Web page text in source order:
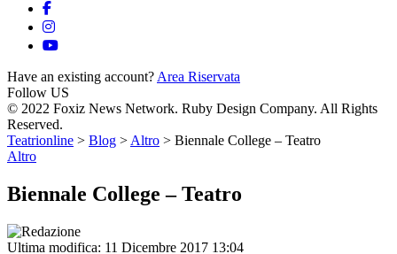
Have an existing account? Area Riservata
Follow US
© 2022 Foxiz News Network. Ruby Design Company. All Rights
Reserved.
Teatrionline > Blog > Altro > Biennale College – Teatro
Altro
Biennale College – Teatro
Ultima modifica: 11 Dicembre 2017 13:04